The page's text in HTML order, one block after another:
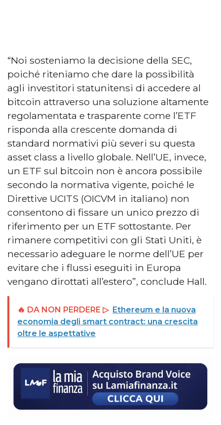
“Noi sosteniamo la decisione della SEC,
poiché riteniamo che dare la possibilità
agli investitori statunitensi di accedere al
bitcoin attraverso una soluzione altamente
regolamentata e trasparente come l’ETF
risponda alla crescente domanda di
standard normativi più severi su questa
asset class a livello globale. Nell’UE, invece,
un ETF sul bitcoin non è ancora possibile
secondo la normativa vigente, poiché le
Direttive UCITS (OICVM in italiano) non
consentono di fissare un unico prezzo di
riferimento per un ETF sottostante. Per
rimanere competitivi con gli Stati Uniti, è
necessario adeguare le norme dell’UE per
evitare che i flussi eseguiti in Europa
vengano dirottati all’estero”, conclude Hall.
🔥 DA NON PERDERE ▷ Ethereum e la nuova
economia degli smart contract: una crescita
oltre le aspettative